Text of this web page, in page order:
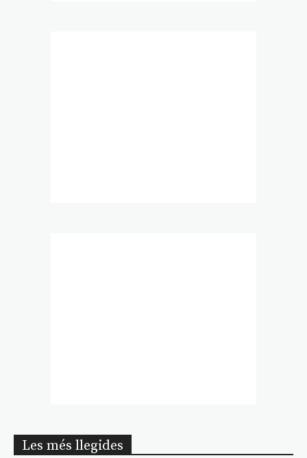
Les més llegides